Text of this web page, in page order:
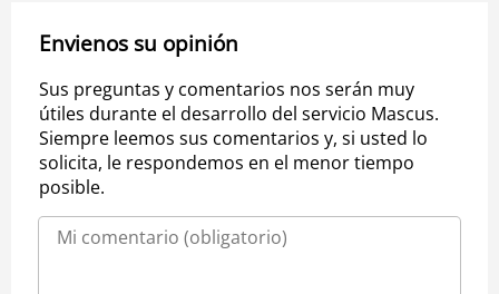
Envienos su opinión
Sus preguntas y comentarios nos serán muy
útiles durante el desarrollo del servicio Mascus.
Siempre leemos sus comentarios y, si usted lo
solicita, le respondemos en el menor tiempo
posible.